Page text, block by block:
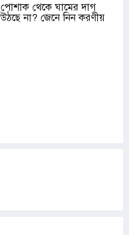
পোশাক থেকে ঘামের দাগ
উঠছে না? জেনে নিন করণীয়